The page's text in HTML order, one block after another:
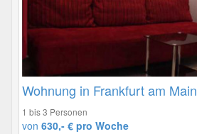
Wohnung in Frankfurt am Main
1 bis 3 Personen
von 630,- € pro Woche